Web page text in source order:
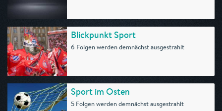
Blickpunkt Sport
6 Folgen werden demnächst ausgestrahlt
Sport im Osten
5 Folgen werden demnächst ausgestrahlt